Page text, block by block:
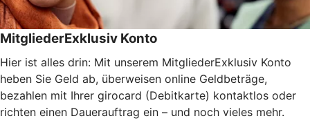
MitgliederExklusiv Konto
Hier ist alles drin: Mit unserem MitgliederExklusiv Konto
heben Sie Geld ab, überweisen online Geldbeträge,
bezahlen mit Ihrer girocard (Debitkarte) kontaktlos oder
richten einen Dauerauftrag ein – und noch vieles mehr.